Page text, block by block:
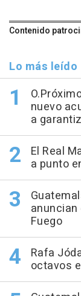
Contenido
Lo más leído
nuevo
a
El Real
a punto
Fuego
Rafa
octavos